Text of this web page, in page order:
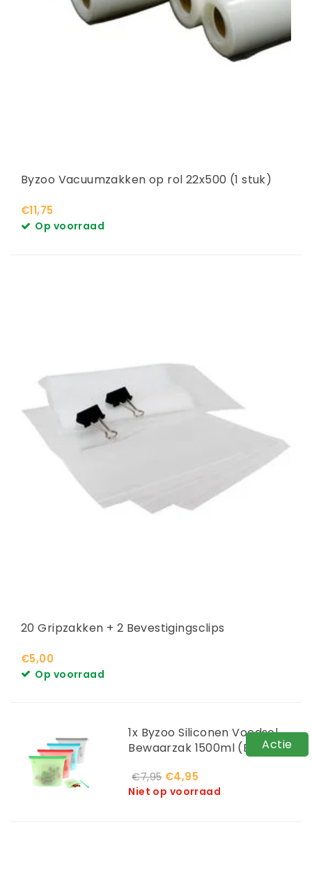
Byzoo Vacuumzakken op rol 22x500 (1 stuk)
€11,75
Op voorraad
20 Gripzakken + 2 Bevestigingsclips
€5,00
Op voorraad
Actie
1x Byzoo Siliconen Voedsel
Bewaarzak 1500ml (Blauw)
€7,95 €4,95
Niet op voorraad